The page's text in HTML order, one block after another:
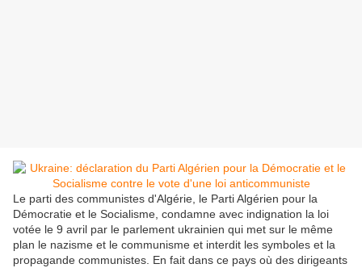
Le parti des communistes d'Algérie, le Parti Algérien pour la
Démocratie et le Socialisme, condamne avec indignation la loi
votée le 9 avril par le parlement ukrainien qui met sur le même
plan le nazisme et le communisme et interdit les symboles et la
propagande communistes. En fait dans ce pays où des dirigeants